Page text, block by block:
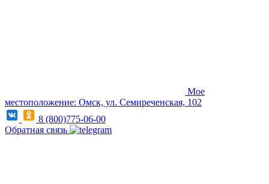
Мое
местоположение: Омск, ул. Семиреченская, 102
8 (800)775-06-00
Обратная связь